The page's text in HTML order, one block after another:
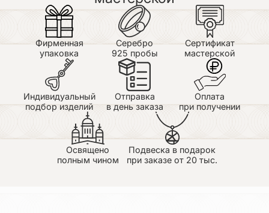
Фирменная
упаковка
Серебро
925 пробы
Сертификат
мастерской
Индивидуальный
подбор изделий
Отправка
в день заказа
Оплата
при получении
Освящено
полным чином
Подвеска в подарок
при заказе от 20 тыс.